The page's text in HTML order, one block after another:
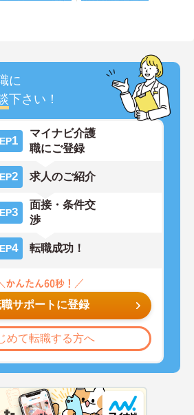
に
下さい！
1
マイナビ介護
職にご登録
2 求人のご紹介
3
面接・条件交
渉
4 転職成功！
サポートに登録
めて転職する方へ